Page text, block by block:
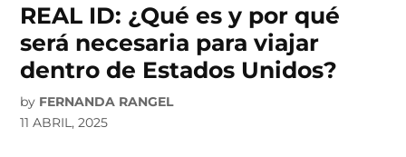
REAL ID: ¿Qué es y por qué
será necesaria para viajar
dentro de Estados Unidos?
by FERNANDA RANGEL
11 ABRIL, 2025